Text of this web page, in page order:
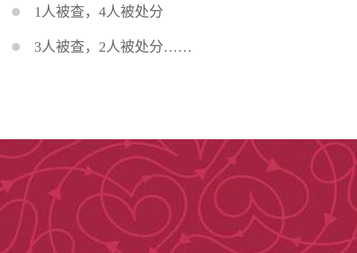
1人被查，4人被处分
3人被查，2人被处分……